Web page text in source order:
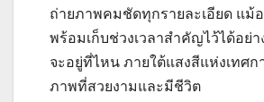
ถ่ายภาพคมชัดทุกรายละเอียด แม้
พร้อมเก็บช่วงเวลาสำคัญไว้ได้อย่า
จะอยู่ที่ไหน ภายใต้แสงสีแห่งเทศก
ภาพที่สวยงามและมีชีวิต